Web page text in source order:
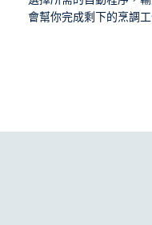
會幫你完成剩下的烹調工